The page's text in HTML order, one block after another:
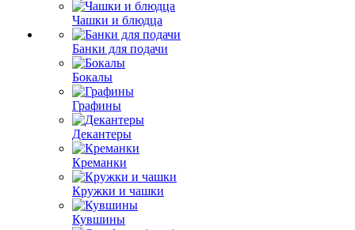
Чашки и блюдца
Банки для подачи
Бокалы
Графины
Декантеры
Креманки
Кружки и чашки
Кувшины